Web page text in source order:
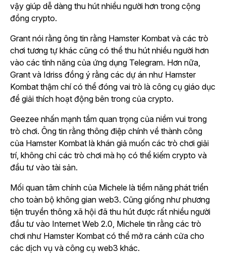
vậy giúp dễ dàng thu hút nhiều người hơn trong cộng
đồng crypto.
Grant nói rằng ông tin rằng Hamster Kombat và các trò
chơi tương tự khác cũng có thể thu hút nhiều người hơn
vào các tính năng của ứng dụng Telegram. Hơn nữa,
Grant và Idriss đồng ý rằng các dự án như Hamster
Kombat thậm chí có thể đóng vai trò là công cụ giáo dục
để giải thích hoạt động bên trong của crypto.
Geezee nhấn mạnh tầm quan trọng của niềm vui trong
trò chơi. Ông tin rằng thông điệp chính về thành công
của Hamster Kombat là khán giả muốn các trò chơi giải
trí, không chỉ các trò chơi mà họ có thể kiếm crypto và
đầu tư vào tài sản.
Mối quan tâm chính của Michele là tiềm năng phát triển
cho toàn bộ không gian web3. Cũng giống như phương
tiện truyền thông xã hội đã thu hút được rất nhiều người
đầu tư vào Internet Web 2.0, Michele tin rằng các trò
chơi như Hamster Kombat có thể mở ra cánh cửa cho
các dịch vụ và công cụ web3 khác.